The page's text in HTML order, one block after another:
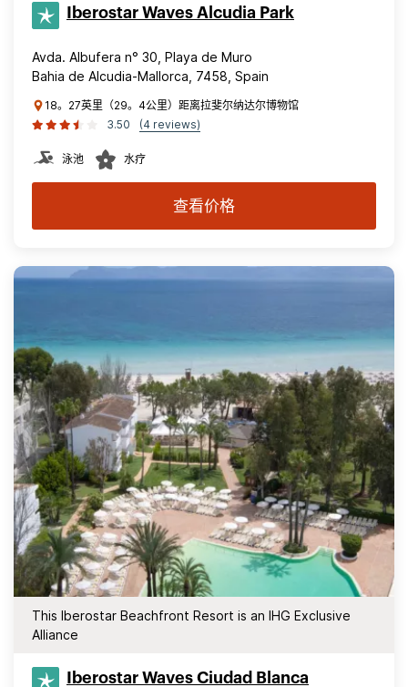
Iberostar Waves Alcudia Park
Avda. Albufera n° 30, Playa de Muro
Bahia de Alcudia-Mallorca, 7458, Spain
18。27英里（29。4公里）距离拉斐尔纳达尔博物馆
3.50
(4 reviews)
泳池 水疗
查看价格
This Iberostar Beachfront Resort is an IHG Exclusive
Alliance
Iberostar Waves Ciudad Blanca